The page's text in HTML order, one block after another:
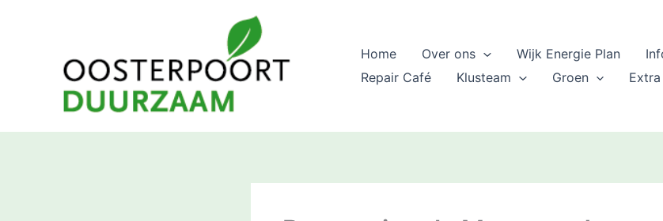
Home Over ons Wijk Energie Plan
Repair Café
Klusteam Groen Extra